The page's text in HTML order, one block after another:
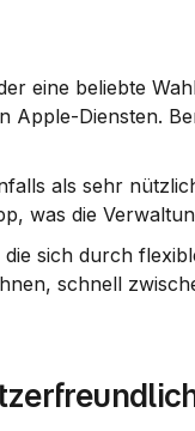
eine beliebte
Apple-Diensten.
als sehr
was die
sich durch
schnell